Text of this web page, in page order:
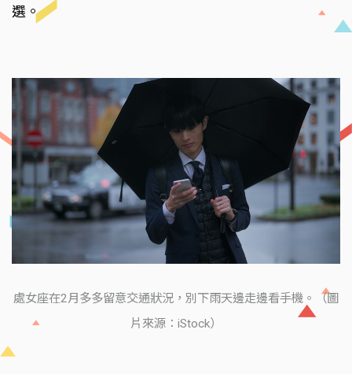
選。
處女座在2月多多留意交通狀況，別下雨天邊走邊看手機。（圖
片來源：iStock）